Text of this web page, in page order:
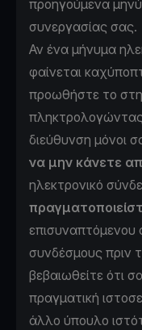
προηγούμενα
συνεργασίας σας.
Αν ένα μήνυμα
φαίνεται
προωθήστε το
διεύθυνση μόνοι
να μην κάνετε
ηλεκτρονικό
επισυναπτόμενου
συνδέσμους πριν
βεβαιωθείτε ότι
πραγματική
άλλο ύπουλο